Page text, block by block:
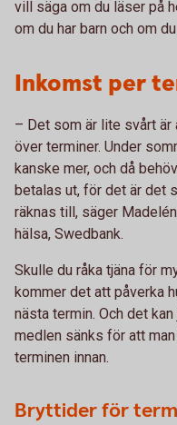
vill säga om du läser på
om du har barn och om
Inkomst per
– Det som är lite svårt är
över terminer. Under
kanske mer, och då
betalas ut, för det är det
räknas till, säger
hälsa, Swedbank.
Skulle du råka tjäna för
kommer det att påverka
nästa termin. Och det
medlen sänks för att
terminen innan.
Bryttider för